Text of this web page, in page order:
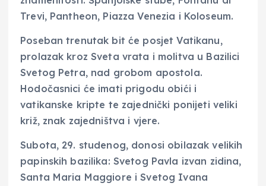
Trevi, Pantheon, Piazza Venezia i Koloseum.
Poseban trenutak bit će posjet Vatikanu,
prolazak kroz Sveta vrata i molitva u Bazilici
Svetog Petra, nad grobom apostola.
Hodočasnici će imati prigodu obići i
vatikanske kripte te zajednički ponijeti veliki
križ, znak zajedništva i vjere.
Subota, 29. studenog, donosi obilazak velikih
papinskih bazilika: Svetog Pavla izvan zidina,
Santa Maria Maggiore i Svetog Ivana